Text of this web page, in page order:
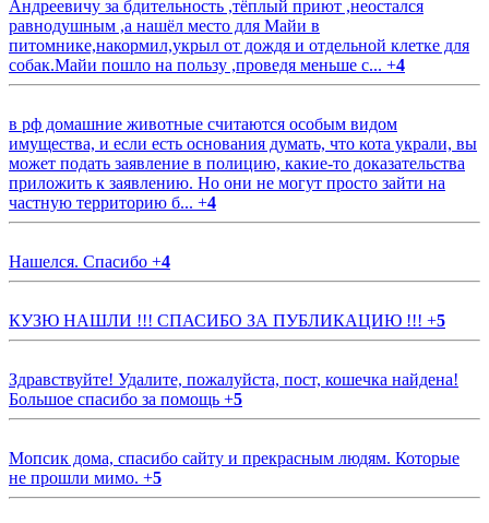
Андреевичу за бдительность ,тёплый приют ,неостался
равнодушным ,а нашёл место для Майи в
питомнике,накормил,укрыл от дождя и отдельной клетке для
собак.Майи пошло на пользу ,проведя меньше с... +4
в рф домашние животные считаются особым видом
имущества, и если есть основания думать, что кота украли, вы
может подать заявление в полицию, какие-то доказательства
приложить к заявлению. Но они не могут просто зайти на
частную территорию б... +4
Нашелся. Спасибо +4
КУЗЮ НАШЛИ !!! СПАСИБО ЗА ПУБЛИКАЦИЮ !!! +5
Здравствуйте! Удалите, пожалуйста, пост, кошечка найдена!
Большое спасибо за помощь +5
Мопсик дома, спасибо сайту и прекрасным людям. Которые
не прошли мимо. +5